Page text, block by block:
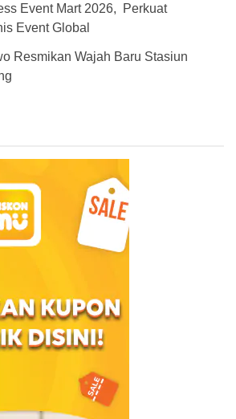
Event Mart 2026, Perkuat
Event Global
Resmikan Wajah Baru Stasiun